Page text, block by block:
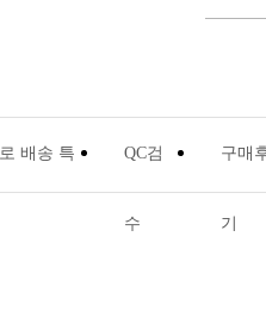
수 기